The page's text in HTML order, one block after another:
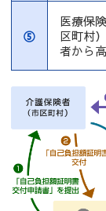
⑤
医療保
区町村
者から